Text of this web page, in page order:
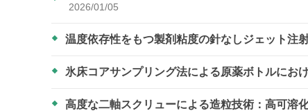
2026/01/05
温度依存性をもつ製剤粘度の針なしジェット注
氷床コアサンプリング法による原薬ボトルにお
高度な二軸スクリューによる造粒技術：高可溶